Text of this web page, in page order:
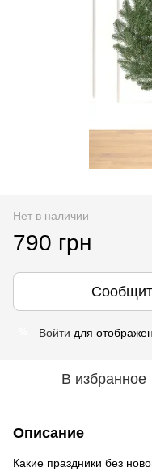
Нет в наличии
790 грн
Войти для
В избранное
Описание
Какие праздники без